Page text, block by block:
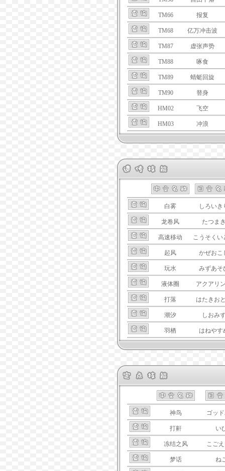
TM66 报复
TM68 亿万冲击波
TM87 虚张声势
TM88 啄食
TM89 蜻蜓回旋
TM90 替身
HM02 飞空
HM03 冲浪
白雾 しろいき
龙卷风 たつま
高速移动 こうそくい
起风 かぜおこ
玩水 みずあそ
液体圈 アクアリ
打落 はたきお
潮汐 しおみ
羽栖 はねやす
神鸟 ゴッ
打鼾 い
冻结之风 こご
梦话 ね